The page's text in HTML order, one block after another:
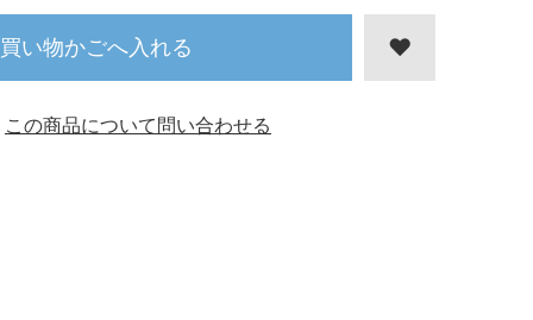
買い物かごへ入れる
この商品について問い合わせる